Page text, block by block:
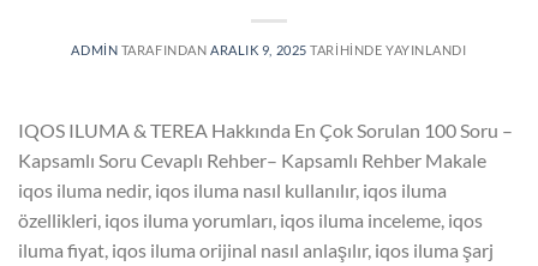
ADMIN TARAFINDAN ARALIK 9, 2025 TARIHINDE YAYINLANDI
IQOS ILUMA & TEREA Hakkında En Çok Sorulan 100 Soru –
Kapsamlı Soru Cevaplı Rehber– Kapsamlı Rehber Makale
iqos iluma nedir, iqos iluma nasıl kullanılır, iqos iluma
özellikleri, iqos iluma yorumları, iqos iluma inceleme, iqos
iluma fiyat, iqos iluma orijinal nasıl anlaşılır, iqos iluma şarj